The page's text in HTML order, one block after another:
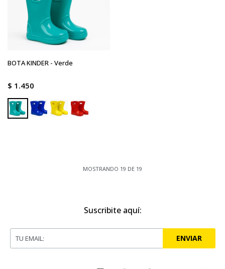
BOTA KINDER - Verde
$ 1.450
MOSTRANDO 19 DE 19
Suscribite aquí:
ENVIAR